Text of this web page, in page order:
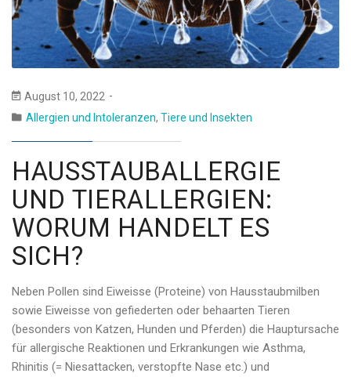
August 10, 2022
Allergien und Intoleranzen, Tiere und Insekten
HAUSSTAUBALLERGIE
UND TIERALLERGIEN:
WORUM HANDELT ES
SICH?
Neben Pollen sind Eiweisse (Proteine) von Hausstaubmilben
sowie Eiweisse von gefiederten oder behaarten Tieren
(besonders von Katzen, Hunden und Pferden) die Hauptursache
für allergische Reaktionen und Erkrankungen wie Asthma,
Rhinitis (= Niesattacken, verstopfte Nase etc.) und